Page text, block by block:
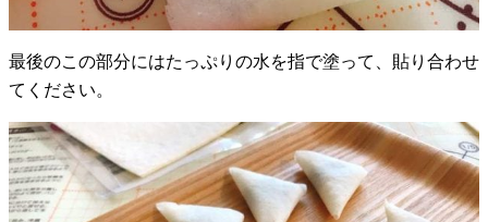
最後のこの部分にはたっぷりの水を指で塗って、貼り合わせ
てください。